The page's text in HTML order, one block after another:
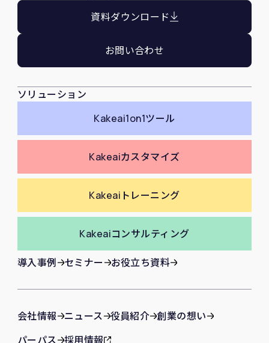
資料ダウンロード
お問い合わせ
ソリューション
Kakeai1on1ツール
Kakeaiカスタマイズ
Kakeai トレーニング
Kakeaiコンサルティング
導入事例 セミナー お役立ち資料
会社情報 ニュース 役員紹介 創業の想い
パーパス
採用情報